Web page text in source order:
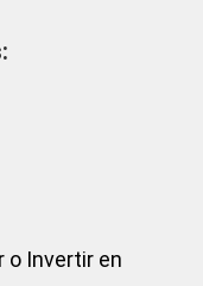
o Invertir en